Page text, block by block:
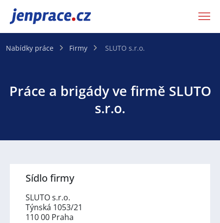
JenPráce.cz
Nabídky práce Firmy SLUTO s.r.o.
Práce a brigády ve firmě SLUTO
s.r.o.
Sídlo firmy
SLUTO s.r.o.
Týnská 1053/21
110 00 Praha